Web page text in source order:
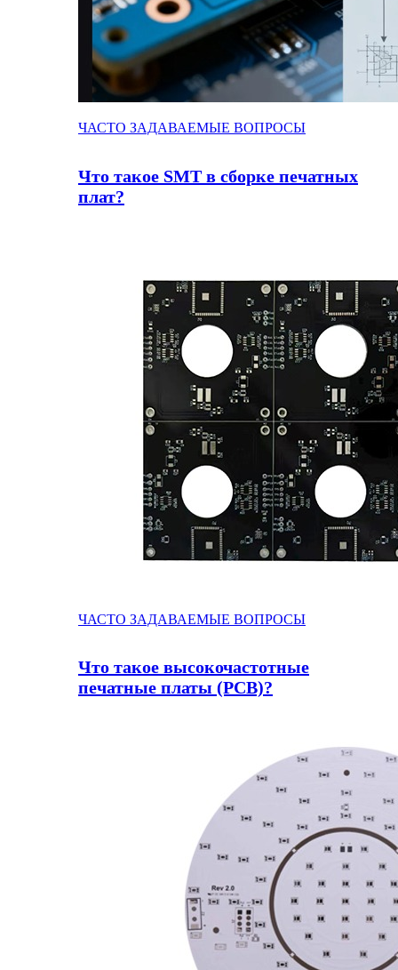
ЧАСТО ЗАДАВАЕМЫЕ ВОПРОСЫ
Что такое SMT в сборке печатных
плат?
ЧАСТО ЗАДАВАЕМЫЕ ВОПРОСЫ
Что такое высокочастотные
печатные платы (PCB)?